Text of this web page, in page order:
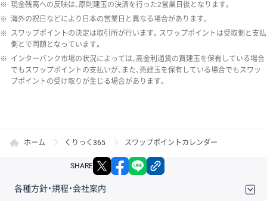
※ 現金残高への反映は、原則建玉の決済を行った2営業日後となります。
※ 海外の祝日などにより日本の営業日と異なる場合があります。
※ スワップポイントの決定は取引所が行います。スワップポイントは受取側と支払
側とで同額となっています。
※ インターバンク市場の状況によっては、高金利通貨の買建玉を保有している場合
でもスワップポイントの支払いが、また、売建玉を保有している場合でもスワッ
プポイントの受け取りが生じる場合があります。
ホーム くりっく365 スワップポイントカレンダー
SHARE X facebook
各種方針・規程・会社案内